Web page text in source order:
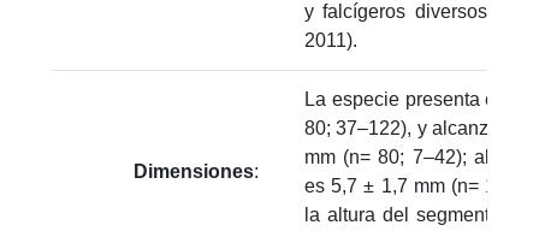
y falcígeros diversos en
2011).
Dimensiones:
La especie presenta en
80; 37–122), y alcanza
mm (n= 80; 7–42); al
es 5,7 ± 1,7 mm (n= 142;
la altura del segmento